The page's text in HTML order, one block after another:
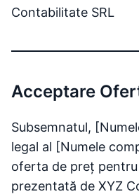
Contabilitate SRL
Acceptare
Subsemnatul,
legal al [Numele
oferta de preț
prezentată de XYZ